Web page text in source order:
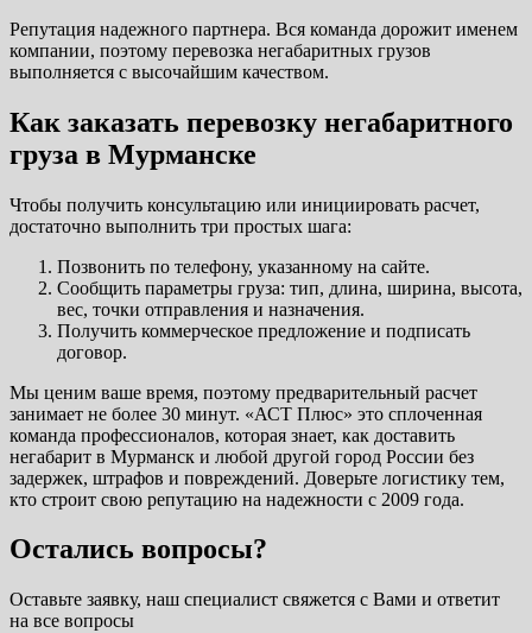
Репутация надежного партнера. Вся команда дорожит именем
компании, поэтому перевозка негабаритных грузов
выполняется с высочайшим качеством.
Как заказать перевозку негабаритного
груза в Мурманске
Чтобы получить консультацию или инициировать расчет,
достаточно выполнить три простых шага:
Позвонить по телефону, указанному на сайте.
Сообщить параметры груза: тип, длина, ширина, высота,
вес, точки отправления и назначения.
Получить коммерческое предложение и подписать
договор.
Мы ценим ваше время, поэтому предварительный расчет
занимает не более 30 минут. «АСТ Плюс» это сплоченная
команда профессионалов, которая знает, как доставить
негабарит в Мурманск и любой другой город России без
задержек, штрафов и повреждений. Доверьте логистику тем,
кто строит свою репутацию на надежности с 2009 года.
Остались вопросы?
Оставьте заявку, наш специалист свяжется с Вами и ответит
на все вопросы